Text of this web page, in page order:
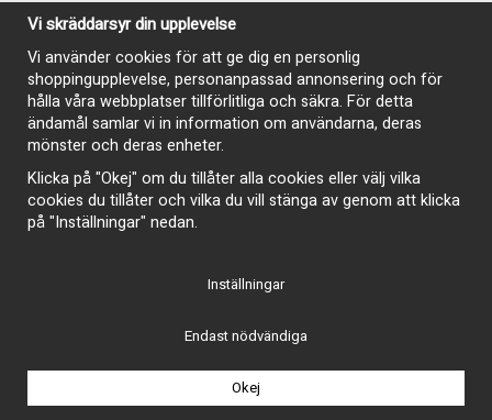
Vecka 32
Måndag kl 9-12, kl 13 - 15
Onsdag kl 9-12, kl 13 - 15
Tisdag, Tordag och Fredag stängt
E-Handelsbutiken är öppen och paket skickas hela
sommaren
Wikinggruppen
Vi skräddarsyr din upplevelse
Vi använder cookies för att ge dig en personlig
shoppingupplevelse, personanpassad annonsering och för
hålla våra webbplatser tillförlitliga och säkra. För detta
ändamål samlar vi in information om användarna, deras
mönster och deras enheter.
Klicka på "Okej" om du tillåter alla cookies eller välj vilka
cookies du tillåter och vilka du vill stänga av genom att klicka
på "Inställningar" nedan.
Inställningar
Endast nödvändiga
Okej